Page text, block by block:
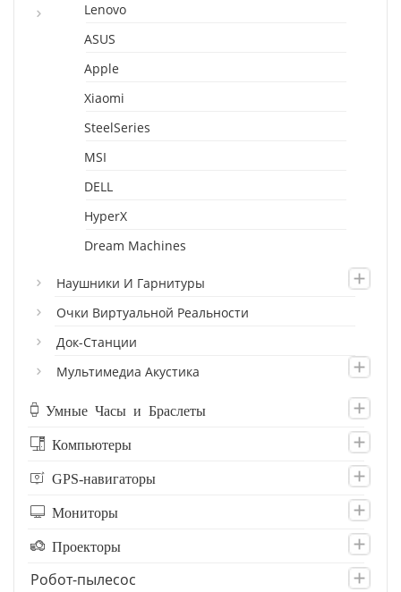
Lenovo
ASUS
Apple
Xiaomi
SteelSeries
MSI
DELL
HyperX
Dream Machines
Наушники И Гарнитуры
Очки Виртуальной Реальности
Док-Станции
Мультимедиа Акустика
Умные Часы и Браслеты
Компьютеры
GPS-навигаторы
Мониторы
Проекторы
Робот-пылесос